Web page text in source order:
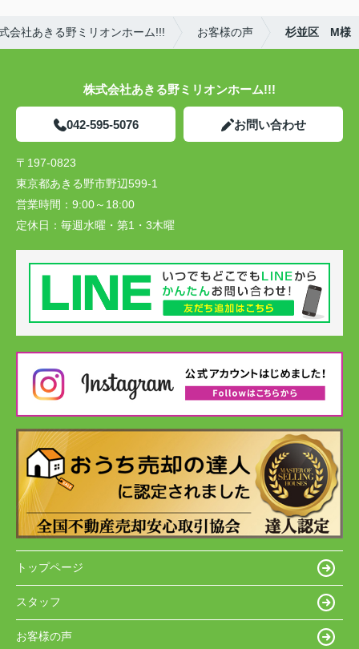
会社あきる野ミリオンホーム!!! お客様の声 杉並区 M様
株式会社あきる野ミリオンホーム!!!
042-595-5076 お問い合わせ
〒197-0823
東京都あきる野市野辺599-1
営業時間： 9:00～18:00
定休日： 毎週水曜・第1・3木曜
トップページ
スタッフ
お客様の声